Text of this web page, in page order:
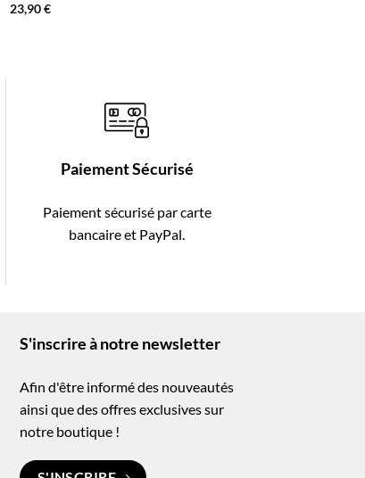
23,90€
Paiement Sécurisé
Paiement sécurisé par carte
bancaire et PayPal.
S'inscrire à notre newsletter
Afin d'être informé des nouveautés
ainsi que des offres exclusives sur
notre boutique !